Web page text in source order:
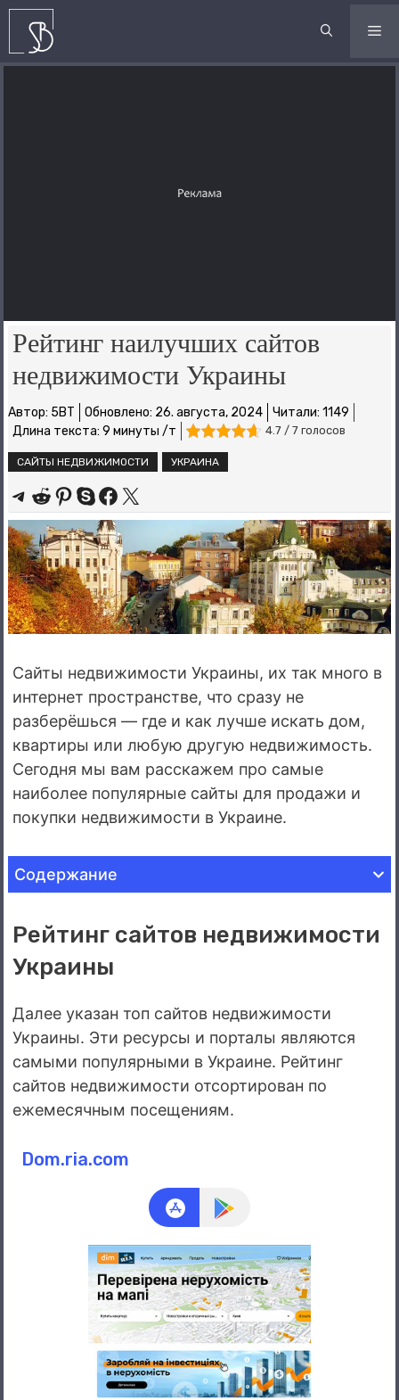
Перейти
содержимому
Рейтинг наилучших сайтов
недвижимости Украины
Автор: 5BT Обновлено: 26. августа, 2024
Читали: 1149
Длина текста: 9 минуты /т
4.7 / 7 голосов
САЙТЫ НЕДВИЖИМОСТИ УКРАИНА
Share on Telegram
Share on Reddit
Share on Pinterest
Share on SkypeShare on Facebook
Share on X
Сайты недвижимости Украины, их так много в
интернет пространстве, что сразу не
разберёшься — где и как лучше искать дом,
квартиры или любую другую недвижимость.
Сегодня мы вам расскажем про самые
наиболее популярные сайты для продажи и
покупки недвижимости в Украине.
Содержание
Топ сайтов недвижимости украины
Lun.ua
Olx.ua
100realty.ua
Nerukhomi.ua
Bon.ua
Domik.ua
Krysha.ua
Рейтинг сайтов недвижимости
Украины
Далее указан топ сайтов недвижимости
Украины. Эти ресурсы и порталы являются
самыми популярными в Украине. Рейтинг
сайтов недвижимости отсортирован по
ежемесячным посещениям.
Dom.ria.com